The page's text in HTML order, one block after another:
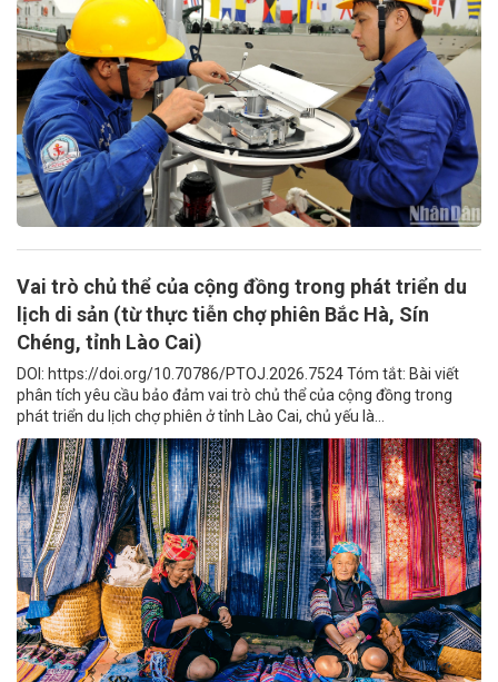
Vai trò chủ thể của cộng đồng trong phát triển du
lịch di sản (từ thực tiễn chợ phiên Bắc Hà, Sín
Chéng, tỉnh Lào Cai)
DOI: https://doi.org/10.70786/PTOJ.2026.7524 Tóm tắt: Bài viết
phân tích yêu cầu bảo đảm vai trò chủ thể của cộng đồng trong
phát triển du lịch chợ phiên ở tỉnh Lào Cai, chủ yếu là...